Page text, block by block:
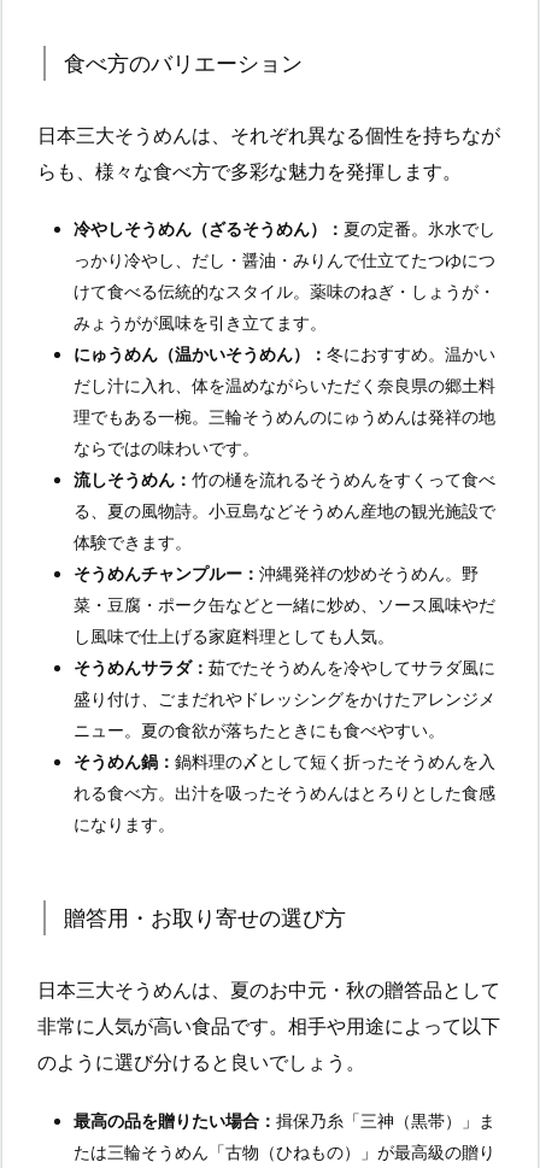
食べ方のバリエーション
日本三大そうめんは、それぞれ異なる個性を持ちなが
らも、様々な食べ方で多彩な魅力を発揮します。
冷やしそうめん（ざるそうめん）： 夏の定番。氷水でし
っかり冷やし、だし・醤油・みりんで仕立てたつゆにつ
けて食べる伝統的なスタイル。薬味のねぎ・しょうが・
みょうがが風味を引き立てます。
にゅうめん（温かいそうめん）： 冬におすすめ。温かい
だし汁に入れ、体を温めながらいただく奈良県の郷土料
理でもある一椀。三輪そうめんのにゅうめんは発祥の地
ならではの味わいです。
流しそうめん： 竹の樋を流れるそうめんをすくって食べ
る、夏の風物詩。小豆島などそうめん産地の観光施設で
体験できます。
そうめんチャンプルー： 沖縄発祥の炒めそうめん。野
菜・豆腐・ポーク缶などと一緒に炒め、ソース風味やだ
し風味で仕上げる家庭料理としても人気。
そうめんサラダ： 茹でたそうめんを冷やしてサラダ風に
盛り付け、ごまだれやドレッシングをかけたアレンジメ
ニュー。夏の食欲が落ちたときにも食べやすい。
そうめん鍋： 鍋料理の〆として短く折ったそうめんを入
れる食べ方。出汁を吸ったそうめんはとろりとした食感
になります。
贈答用・お取り寄せの選び方
日本三大そうめんは、夏のお中元・秋の贈答品として
非常に人気が高い食品です。相手や用途によって以下
のように選び分けると良いでしょう。
最高の品を贈りたい場合： 揖保乃糸「三神（黒帯）」ま
たは三輪そうめん「古物（ひねもの）」が最高級の贈り